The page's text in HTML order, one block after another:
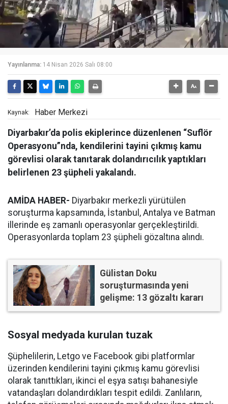
Yayınlanma: 14 Nisan 2026 Salı 08:00
Kaynak: Haber Merkezi
Diyarbakır’da polis ekiplerince düzenlenen “Suflör
Operasyonu”nda, kendilerini tayini çıkmış kamu
görevlisi olarak tanıtarak dolandırıcılık yaptıkları
belirlenen 23 şüpheli yakalandı.
AMİDA HABER- Diyarbakır merkezli yürütülen
soruşturma kapsamında, İstanbul, Antalya ve Batman
illerinde eş zamanlı operasyonlar gerçekleştirildi.
Operasyonlarda toplam 23 şüpheli gözaltına alındı.
Gülistan Doku
soruşturmasında yeni
gelişme: 13 gözaltı kararı
Sosyal medyada kurulan tuzak
Şüphelilerin, Letgo ve Facebook gibi platformlar
üzerinden kendilerini tayini çıkmış kamu görevlisi
olarak tanıttıkları, ikinci el eşya satışı bahanesiyle
vatandaşları dolandırdıkları tespit edildi. Zanlıların,